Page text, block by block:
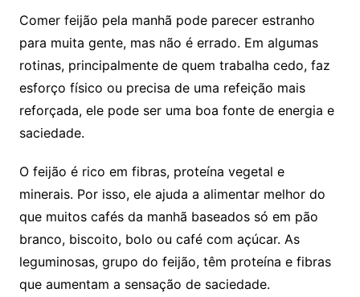
Comer feijão pela manhã pode parecer estranho
para muita gente, mas não é errado. Em algumas
rotinas, principalmente de quem trabalha cedo, faz
esforço físico ou precisa de uma refeição mais
reforçada, ele pode ser uma boa fonte de energia e
saciedade.
O feijão é rico em fibras, proteína vegetal e
minerais. Por isso, ele ajuda a alimentar melhor do
que muitos cafés da manhã baseados só em pão
branco, biscoito, bolo ou café com açúcar. As
leguminosas, grupo do feijão, têm proteína e fibras
que aumentam a sensação de saciedade.